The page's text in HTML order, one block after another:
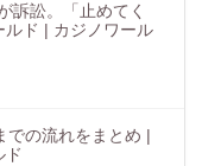
訴訟。「止めてく
ルド | カジノワール
での流れをまとめ |
ド